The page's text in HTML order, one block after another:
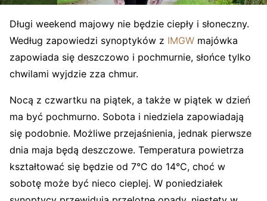
Długi weekend majowy nie będzie ciepły i słoneczny.
Według zapowiedzi synoptyków z IMGW majówka
zapowiada się deszczowo i pochmurnie, słońce tylko
chwilami wyjdzie zza chmur.
Nocą z czwartku na piątek, a także w piątek w dzień
ma być pochmurno. Sobota i niedziela zapowiadają
się podobnie. Możliwe przejaśnienia, jednak pierwsze
dnia maja będą deszczowe. Temperatura powietrza
kształtować się będzie od 7°C do 14°C, choć w
sobotę może być nieco cieplej. W poniedziałek